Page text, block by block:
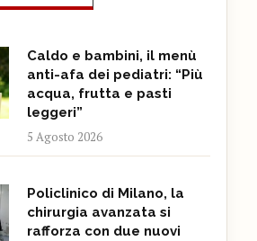
Caldo e bambini, il menù
anti-afa dei pediatri: “Più
acqua, frutta e pasti
leggeri”
5 Agosto 2026
Policlinico di Milano, la
chirurgia avanzata si
rafforza con due nuovi